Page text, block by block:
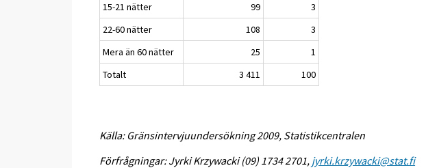
15-21 nätter
99
3
22-60 nätter
108
3
Mera än 60 nätter
25
1
Totalt
3 411 100
Källa: Gränsintervjuundersökning 2009, Statistikcentralen
Förfrågningar: Jyrki Krzywacki (09) 1734 2701, jyrki.krzywacki@stat.fi